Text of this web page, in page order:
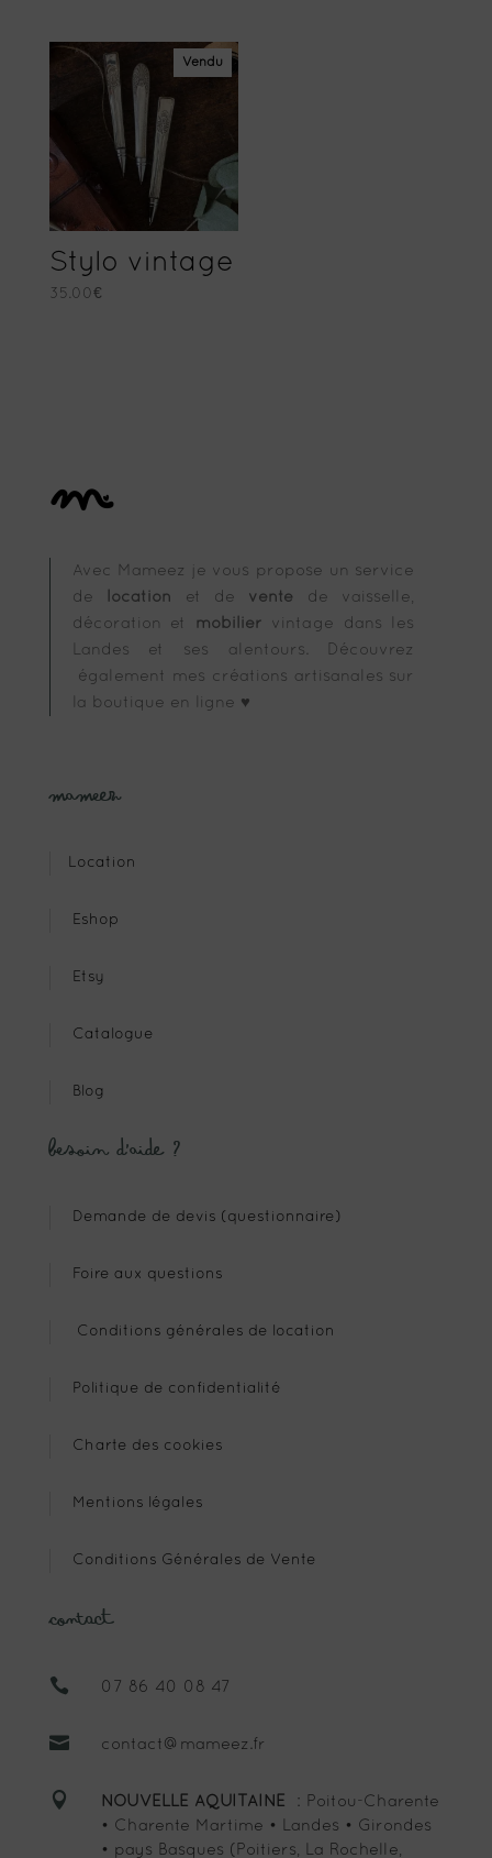
Vendu
Stylo vintage
35.00€
Avec Mameez je vous propose un service
de
location et de vente
de vaisselle,
décoration et mobilier vintage dans les
Landes et ses alentours. Découvrez
également mes créations artisanales sur
la boutique en ligne ♥
Mameez
Location
Eshop
Etsy
Catalogue
Blog
Besoin d’aide ?
Demande de devis (questionnaire)
Foire aux questions
Conditions générales de location
Politique de confidentialité
Charte des cookies
Mentions légales
Conditions Générales de Vente
Contact
 07 86 40 08 47
 contact@mameez.fr
 NOUVELLE AQUITAINE
: Poitou-Charente
• Charente Martime • Landes • Girondes
• pays Basques (Poitiers, La Rochelle,